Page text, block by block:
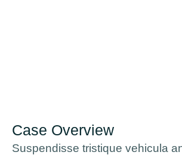
Case Overview
Suspendisse tristique vehicula